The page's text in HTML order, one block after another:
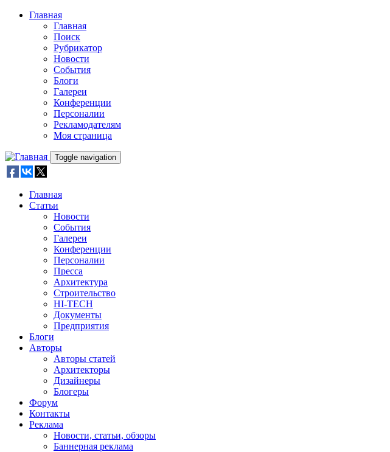
Skip to main content
Главная
Главная
Поиск
Рубрикатор
Новости
События
Блоги
Галереи
Конференции
Персоналии
Рекламодателям
Моя страница
Toggle navigation
Главная
Статьи
Новости
События
Галереи
Конференции
Персоналии
Пресса
Архитектура
Строительство
HI-TECH
Документы
Предприятия
Блоги
Авторы
Авторы статей
Архитекторы
Дизайнеры
Блогеры
Форум
Контакты
Реклама
Новости, статьи, обзоры
Баннерная реклама